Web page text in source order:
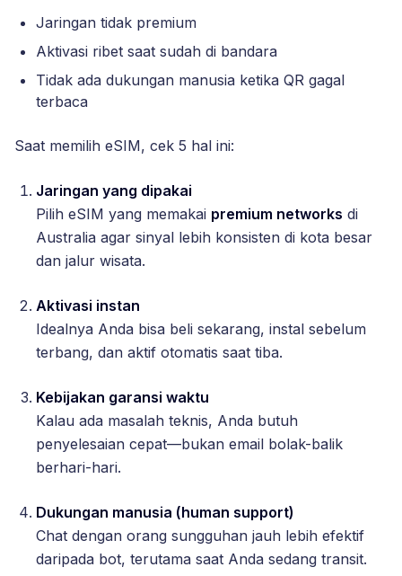
Jaringan tidak premium
Aktivasi ribet saat sudah di bandara
Tidak ada dukungan manusia ketika QR gagal
terbaca
Saat memilih eSIM, cek 5 hal ini:
Jaringan yang dipakai
Pilih eSIM yang memakai premium networks di
Australia agar sinyal lebih konsisten di kota besar
dan jalur wisata.
Aktivasi instan
Idealnya Anda bisa beli sekarang, instal sebelum
terbang, dan aktif otomatis saat tiba.
Kebijakan garansi waktu
Kalau ada masalah teknis, Anda butuh
penyelesaian cepat—bukan email bolak-balik
berhari-hari.
Dukungan manusia (human support)
Chat dengan orang sungguhan jauh lebih efektif
daripada bot, terutama saat Anda sedang transit.